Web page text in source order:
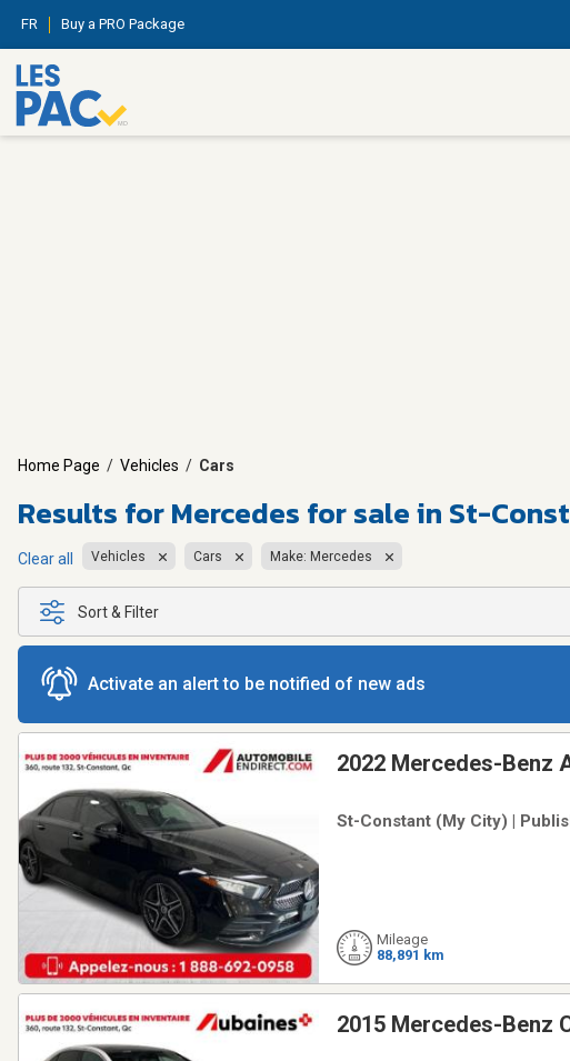
FR Buy a PRO Package
Home Page / Vehicles / Cars
Results forMercedes for sale in St-
Clear all Vehicles Cars Make: Mercedes
Sort & Filter
Activate an alert to be notified of new ads
2022 Mercedes-Benz
St-Constant (My City) |
Mileage
88,891 km
2015 Mercedes-Benz